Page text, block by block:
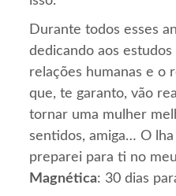
Durante todos esses
dedicando aos
relações humanas e o
que, te garanto, vão
tornar uma mulher
sentidos, amiga… O
preparei para ti no
Magnética: 30 dias